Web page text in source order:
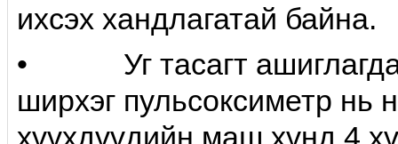
ихсэх хандлагатай байна.
• Уг тасагт
ширхэг пульсоксиметр нь
хүүхдүүдийн маш хүнд 4